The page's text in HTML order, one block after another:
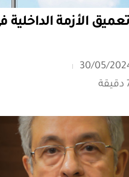
الأزمة الداخلية
30/05/